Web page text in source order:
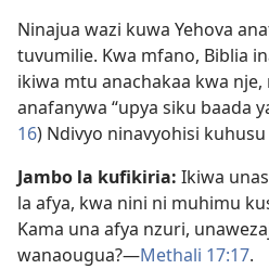
Ninajua wazi kuwa Yehova
tuvumilie. Kwa mfano, Biblia
ikiwa mtu anachakaa kwa
anafanywa “upya siku baada
16) Ndivyo ninavyohisi
Jambo la kufikiria: Ikiwa
la afya, kwa nini ni muhimu
Kama una afya nzuri,
wanaougua?​—Methali 17:17.